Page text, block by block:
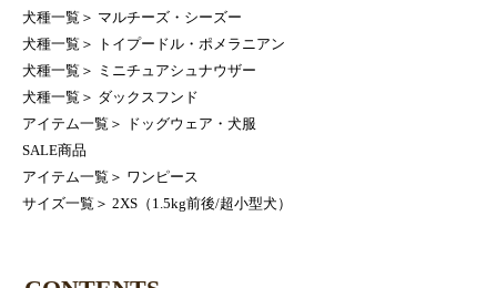
犬種一覧 ＞ マルチーズ・シーズー
犬種一覧 ＞
トイプードル・ポメラニアン
犬種一覧 ＞
ミニチュアシュナウザー
犬種一覧 ＞ ダックスフンド
アイテム一覧 ＞
ドッグウェア・犬服
SALE商品
アイテム一覧 ＞ ワンピース
サイズ一覧 ＞ 2XS（1.5kg前後/超小型犬）